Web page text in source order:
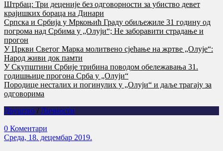
Штрбац: Три деценије без одговорности за убиство девет
крајишких бораца на Динари
Српска и Србија у Мркоњић Граду обиљежиле 31 годину од
погрома над Србима у „Олуји“; Не заборавити страдање и
прогон
У Цркви Светог Марка молитвено сјећање на жртве „Олује“:
Народ живи док памти
У Скупштини Србије трибина поводом обележавања 31.
годишњице прогона Срба у „Олуји“
Породице несталих и погинулих у „Олуји“ и даље трагају за
одговорима
Друштво / Личности
0 Коментари
Cреда, 18. децембар 2019.